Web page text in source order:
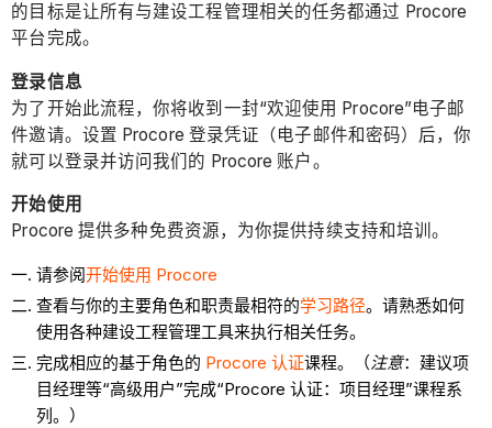
的目标是让所有与建设工程管理相关的任务都通过 Procore
平台完成。
登录信息
为了开始此流程，你将收到一封“欢迎使用 Procore”电子邮
件邀请。设置 Procore 登录凭证（电子邮件和密码）后，你
就可以登录并访问我们的 Procore 账户。
开始使用
Procore 提供多种免费资源，为你提供持续支持和培训。
请参阅开始使用 Procore
查看与你的主要角色和职责最相符的学习路径。请熟悉如何
使用各种建设工程管理工具来执行相关任务。
完成相应的基于角色的 Procore 认证课程。（注意：建议项
目经理等“高级用户”完成“Procore 认证：项目经理”课程系
列。）